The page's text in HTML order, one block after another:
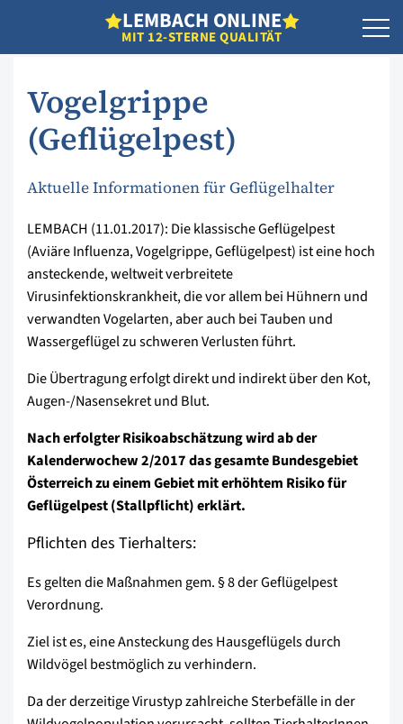
LEMBACH ONLINE
MIT 12-STERNE QUALITÄT
Vogelgrippe
(Geflügelpest)
Aktuelle Informationen für Geflügelhalter
LEMBACH (11.01.2017): Die klassische Geflügelpest
(Aviäre Influenza, Vogelgrippe, Geflügelpest) ist eine hoch
ansteckende, weltweit verbreitete
Virusinfektionskrankheit, die vor allem bei Hühnern und
verwandten Vogelarten, aber auch bei Tauben und
Wassergeflügel zu schweren Verlusten führt.
Die Übertragung erfolgt direkt und indirekt über den Kot,
Augen-/Nasensekret und Blut.
Nach erfolgter Risikoabschätzung wird ab der
Kalenderwochew 2/2017 das gesamte Bundesgebiet
Österreich zu einem Gebiet mit erhöhtem Risiko für
Geflügelpest (Stallpflicht) erklärt.
Pflichten des Tierhalters:
Es gelten die Maßnahmen gem. § 8 der Geflügelpest
Verordnung.
Ziel ist es, eine Ansteckung des Hausgeflügels durch
Wildvögel bestmöglich zu verhindern.
Da der derzeitige Virustyp zahlreiche Sterbefälle in der